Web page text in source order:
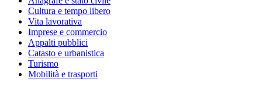
Cultura e tempo libero
Vita lavorativa
Imprese e commercio
Appalti pubblici
Catasto e urbanistica
Turismo
Mobilità e trasporti